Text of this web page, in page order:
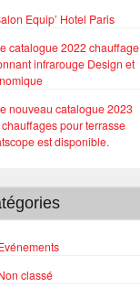
Equip’ Hotel Paris
catalogue 2022 chauffage
infrarouge Design et
nouveau catalogue 2023
pour terrasse
est disponible.
classé